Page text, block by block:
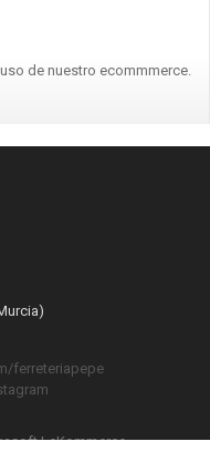
de nuestro ecommmerce.
LeKommerce